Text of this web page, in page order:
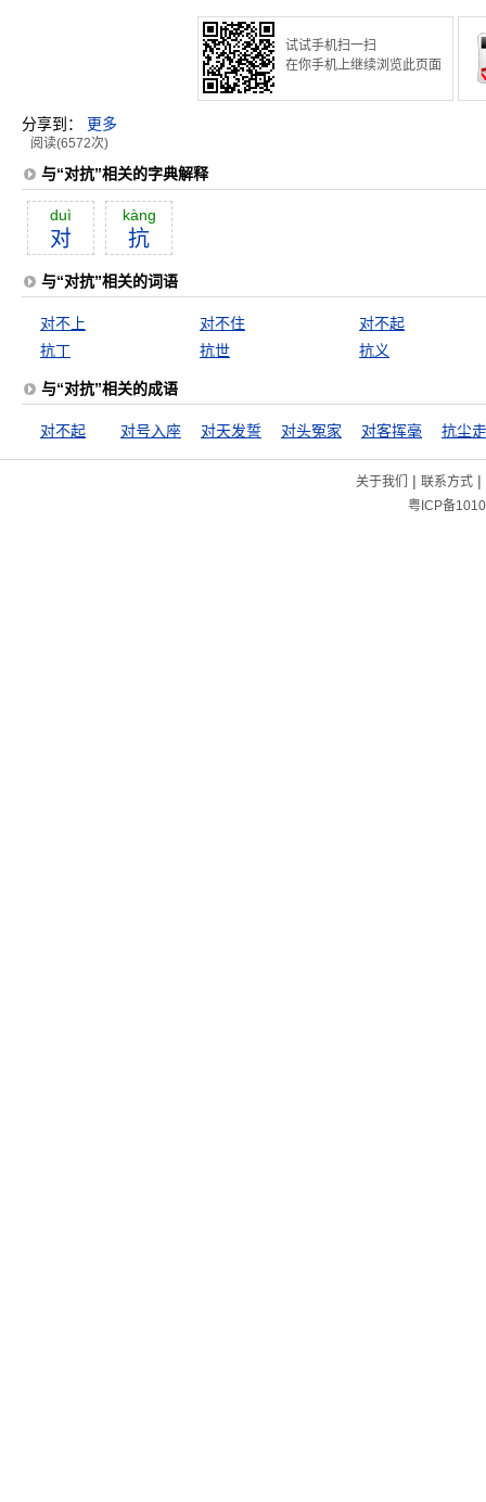
试试手机扫一扫
在你手机上继续浏览此页面
分享到： 更多
阅读(6572次)
与“对抗”相关的字典解释
duì
对
kàng
抗
与“对抗”相关的词语
对不上 对不住
对不起
抗丁
抗世 抗义
与“对抗”相关的成语
对不起 对号入座 对天发誓 对头冤家 对客挥毫 抗尘
关于我们 | 联系方式|
粤ICP备